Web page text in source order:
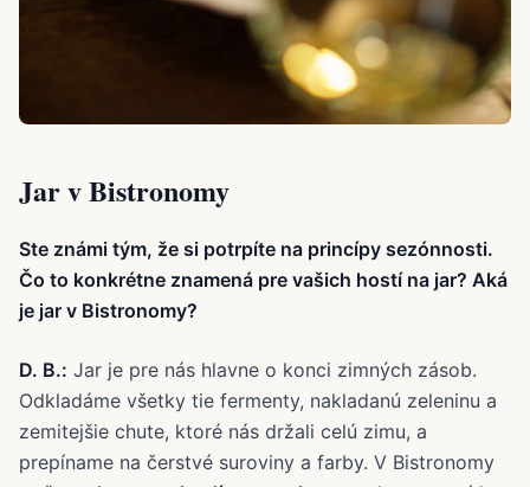
Jar v Bistronomy
Ste známi tým, že si potrpíte na princípy sezónnosti.
Čo to konkrétne znamená pre vašich hostí na jar? Aká
je jar v Bistronomy?
D. B.: Jar je pre nás hlavne o konci zimných zásob.
Odkladáme všetky tie fermenty, nakladanú zeleninu a
zemitejšie chute, ktoré nás držali celú zimu, a
prepíname na čerstvé suroviny a farby. V Bistronomy